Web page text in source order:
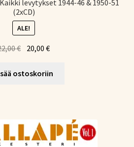
levytykset 1944-46 & 1950-51
(2xCD)
ALE!
€ Alkuperäinen
oli:
20,00€Nykyinen
on:
ostoskoriin